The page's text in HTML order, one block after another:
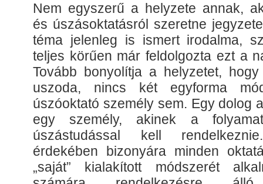
Nem egyszerű a helyzete annak,
és úszásoktatásról szeretne
téma jelenleg is ismert irodalma,
teljes körűen már feldolgozta ezt a
Tovább bonyolítja a helyzetet,
uszoda, nincs két egyforma
úszóoktató személy sem. Egy dolog
egy személy, akinek a
úszástudással kell
érdekében bizonyára minden
„saját” kialakított módszerét